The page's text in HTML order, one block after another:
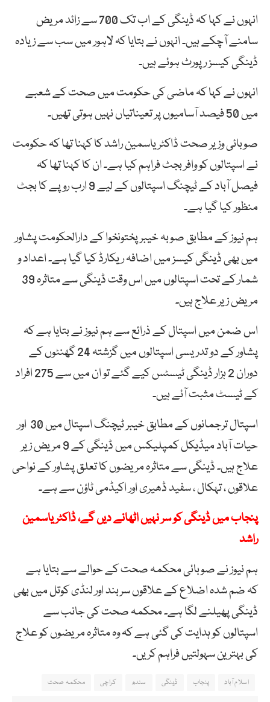
انہوں نے کہا کہ ڈینگی کے اب تک 700 سے زائد مریض
سامنے آچکے ہیں۔ انہوں نے بتایا کہ لاہور میں سب سے زیادہ
ڈینگی کیسز رپورٹ ہوئے ہیں۔
انہوں نے کہا کہ ماضی کی حکومت میں صحت کے شعبے
میں 50 فیصد آسامیوں پر تعیناتیاں نہیں ہوتی تھیں۔
صوبائی وزیر صحت ڈاکٹر یاسمین راشد کا کہنا تھا کہ حکومت
نے اسپتالوں کو وافر بجٹ فراہم کیا ہے۔ ان کا کہنا تھا کہ
فیصل آباد کے ٹیچنگ اسپتالوں کے لیے 9 ارب روپے کا بجٹ
منظور کیا گیا ہے۔
ہم نیوز کے مطابق صوبہ خیبرپختونخوا کے دارالحکومت پشاور
میں بھی ڈینگی کیسز میں اضافہ ریکارڈ کیا گیا ہے۔ اعداد و
شمار کے تحت اسپتالوں میں اس وقت ڈینگی سے متاثرہ 39
مریض زیر علاج ہیں۔
اس ضمن میں اسپتال کے ذرائع سے ہم نیوز نے بتایا ہے کہ
پشاور کے دو تدریسی اسپتالوں میں گزشتہ 24 گھنٹوں کے
دوران 2 ہزار ڈینگی ٹیسٹس کیے گئے تو ان میں سے 275 افراد
کے ٹیسٹ مثبت آئے ہیں۔
اسپتال ترجمانوں کے مطابق خیبر ٹیچنگ اسپتال میں 30 اور
حیات آباد میڈیکل کمپلیکس میں ڈینگی کے 9 مریض زیر
علاج ہیں۔ ڈینگی سے متاثرہ مریضوں کا تعلق پشاور کے نواحی
علاقوں ، تہکال ، سفید ڈھیری اور اکیڈمی ٹاؤن سے ہے۔
پنجاب میں ڈینگی کو سر نہیں اٹھانے دیں گے، ڈاکٹر یاسمین
راشد
ہم نیوز نے صوبائی محکمہ صحت کے حوالے سے بتایا ہے
کہ ضم شدہ اضلاع کے علاقوں سربند اور لنڈی کوتل میں بھی
ڈینگی پھیلنے لگا ہے۔ محکمہ صحت کی جانب سے
اسپتالوں کو ہدایت کی گئی ہے کہ وہ متاثرہ مریضوں کو علاج
کی بہترین سہولتیں فراہم کریں۔
اسلام آباد پنجاب ڈینگی سندھ کراچی محکمہ صحت